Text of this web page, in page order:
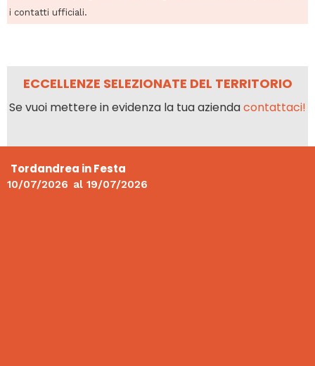
i contatti ufficiali.
ECCELLENZE SELEZIONATE DEL TERRITORIO
Se vuoi mettere in evidenza la tua aziendacontattaci!
Tordandrea in Festa
10/07/2026 al 19/07/2026